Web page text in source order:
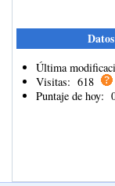
Última
Visitas: 618
Puntaje de hoy: